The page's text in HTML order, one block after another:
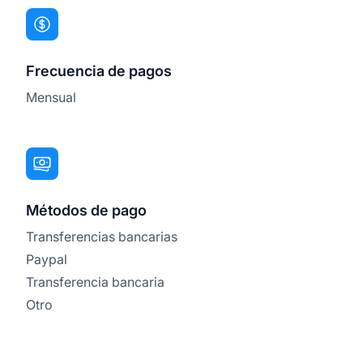
Frecuencia de pagos
Mensual
Métodos de pago
Transferencias bancarias
Paypal
Transferencia bancaria
Otro